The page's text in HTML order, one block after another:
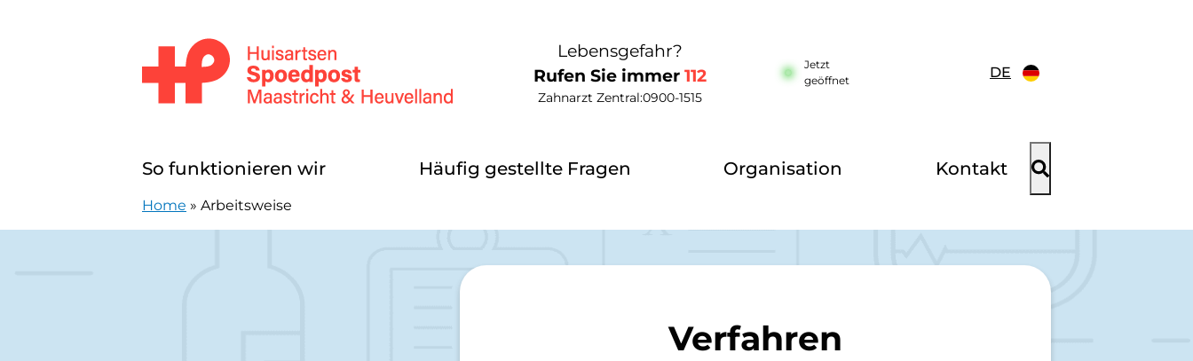
Lebensgefahr?
Rufen Sie immer112
Zahnarzt Zentral:0900-1515
Jetzt
geöffnet
DE
So funktionieren wir Häufig gestellte Fragen Organisation Kontakt
Home » Arbeitsweise
Verfahren